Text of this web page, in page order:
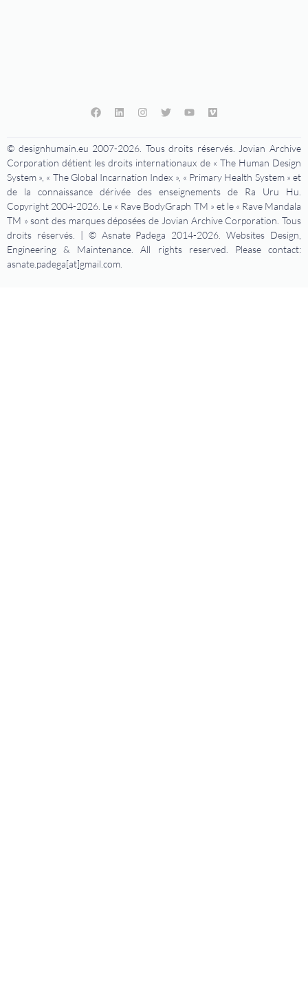
© designhumain.eu 2007-2026. Tous droits réservés. Jovian Archive
Corporation détient les droits internationaux de « The Human Design
System », « The Global Incarnation Index », « Primary Health System » et
de la connaissance dérivée des enseignements de Ra Uru Hu.
Copyright 2004-2026. Le « Rave BodyGraph TM » et le « Rave Mandala
TM » sont des marques déposées de Jovian Archive Corporation. Tous
droits réservés. | © Asnate Padega 2014-2026. Websites Design,
Engineering & Maintenance. All rights reserved. Please contact:
asnate.padega[at]gmail.com.